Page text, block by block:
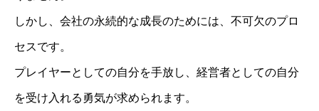
しかし、会社の永続的な成長のためには、不可欠のプロ
セスです。
プレイヤーとしての自分を手放し、経営者としての自分
を受け入れる勇気が求められます。